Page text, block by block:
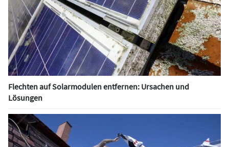
Flechten auf Solarmodulen entfernen: Ursachen und
Lösungen